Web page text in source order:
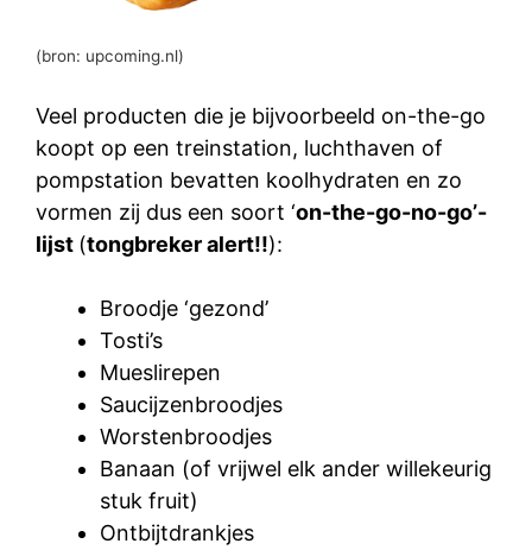
(bron: upcoming.nl)
Veel producten die je bijvoorbeeld on-the-go
koopt op een treinstation, luchthaven of
pompstation bevatten koolhydraten en zo
vormen zij dus een soort ‘on-the-go-no-go’-
lijst (tongbreker alert!!):
Broodje ‘gezond’
Tosti’s
Mueslirepen
Saucijzenbroodjes
Worstenbroodjes
Banaan (of vrijwel elk ander willekeurig
stuk fruit)
Ontbijtdrankjes